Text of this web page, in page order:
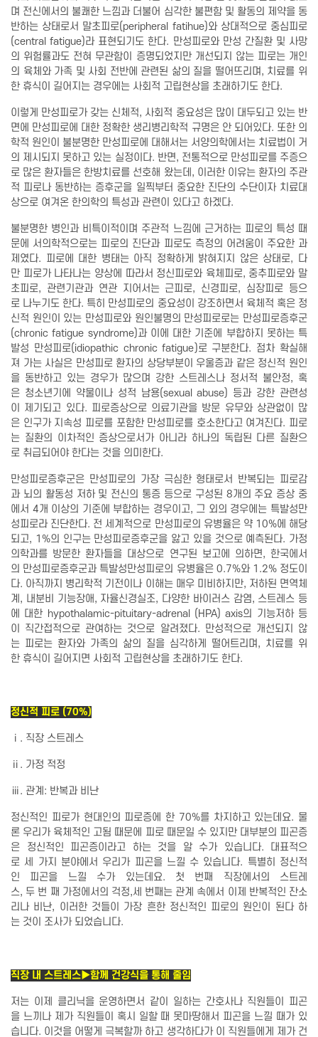
며 전신에서의 불쾌한 느낌과 더불어 심각한 불편함 및 활동의 제약을 동
반하는 상태로서 말초피로(peripheral fatihue)와 상대적으로 중심피로
(central fatigue)라 표현되기도 한다. 만성피로와 만성 간질환 및 사망
의 위험률과도 전혀 무관함이 증명되었지만 개선되지 않는 피로는 개인
의 육체와 가족 및 사회 전반에 관련된 삶의 질을 떨어뜨리며, 치료를 위
한 휴식이 길어지는 경우에는 사회적 고립현상을 초래하기도 한다.
이렇게 만성피로가 갖는 신체적, 사회적 중요성은 많이 대두되고 있는 반
면에 만성피로에 대한 정확한 생리병리학적 규명은 안 되어있다. 또한 의
학적 원인이 불분명한 만성피로에 대해서는 서양의학에서는 치료법이 거
의 제시되지 못하고 있는 실정이다. 반면, 전통적으로 만성피로를 주증으
로 많은 환자들은 한방치료를 선호해 왔는데, 이러한 이유는 환자의 주관
적 피로나 동반하는 증후군을 일찍부터 중요한 진단의 수단이자 치료대
상으로 여겨온 한의학의 특성과 관련이 있다고 하겠다.
불분명한 병인과 비특이적이며 주관적 느낌에 근거하는 피로의 특성 때
문에 서의학적으로는 피로의 진단과 피로도 측정의 어려움이 주요한 과
제였다. 피로에 대한 병태는 아직 정확하게 밝혀지지 않은 상태로, 다
만 피로가 나타나는 양상에 따라서 정신피로와 육체피로, 중추피로와 말
초피로, 관련기관과 연관 지어서는 근피로, 신경피로, 심장피로 등으
로 나누기도 한다. 특히 만성피로의 중요성이 강조하면서 육체적 혹은 정
신적 원인이 있는 만성피로와 원인불명의 만성피로로는 만성피로증후군
(chronic fatigue syndrome)과 이에 대한 기준에 부합하지 못하는 특
발성 만성피로(idiopathic chronic fatigue)로 구분한다. 점차 확실해
져 가는 사실은 만성피로 환자의 상당부분이 우울증과 같은 정신적 원인
을 동반하고 있는 경우가 많으며 강한 스트레스나 정서적 불안정, 혹
은 청소년기에 약물이나 성적 남용(sexual abuse) 등과 강한 관련성
이 제기되고 있다. 피로증상으로 의료기관을 방문 유무와 상관없이 많
은 인구가 지속성 피로를 포함한 만성피로를 호소한다고 여겨진다. 피로
는 질환의 이차적인 증상으로서가 아니라 하나의 독립된 다른 질환으
로 취급되어야 한다는 것을 의미한다.
만성피로증후군은 만성피로의 가장 극심한 형태로서 반복되는 피로감
과 뇌의 활동성 저하 및 전신의 통증 등으로 구성된 8개의 주요 증상 중
에서 4개 이상의 기준에 부합하는 경우이고, 그 외의 경우에는 특발성만
성피로라 진단한다. 전 세계적으로 만성피로의 유병율은 약 10%에 해당
되고, 1%의 인구는 만성피로증후군을 앓고 있을 것으로 예측된다. 가정
의학과를 방문한 환자들을 대상으로 연구된 보고에 의하면, 한국에서
의 만성피로증후군과 특발성만성피로의 유병율은 0.7%와 1.2% 정도이
다. 아직까지 병리학적 기전이나 이해는 매우 미비하지만, 저하된 면역체
계, 내분비 기능장애, 자율신경실조, 다양한 바이러스 감염, 스트레스 등
에 대한 hypothalamic-pituitary-adrenal (HPA) axis의 기능저하 등
이 직간접적으로 관여하는 것으로 알려졌다. 만성적으로 개선되지 않
는 피로는 환자와 가족의 삶의 질을 심각하게 떨어트리며, 치료를 위
한 휴식이 길어지면 사회적 고립현상을 초래하기도 한다.
정신적 피로 (70%)
ⅰ. 직장 스트레스
ⅱ. 가정 적정
ⅲ. 관계: 반복과 비난
정신적인 피로가 현대인의 피로증에 한 70%를 차지하고 있는데요. 물
론 우리가 육체적인 고됨 때문에 피로 때문일 수 있지만 대부분의 피곤증
은 정신적인 피곤증이라고 하는 것을 알 수가 있습니다. 대표적으
로 세 가지 분야에서 우리가 피곤을 느낄 수 있습니다. 특별히 정신적
인 피곤을 느낄 수가 있는데요. 첫 번째 직장에서의 스트레
스, 두 번 째 가정에서의 걱정,세 번째는 관계 속에서 이제 반복적인 잔소
리나 비난, 이러한 것들이 가장 흔한 정신적인 피로의 원인이 된다 하
는 것이 조사가 되었습니다.
직장 내 스트레스▶함께 건강식을 통해 줄임
저는 이제 클리닉을 운영하면서 같이 일하는 간호사나 직원들이 피곤
을 느끼나 제가 직원들이 혹시 일할 때 못마땅해서 피곤을 느낄 때가 있
습니다. 이것을 어떻게 극복할까 하고 생각하다가 이 직원들에게 제가 건